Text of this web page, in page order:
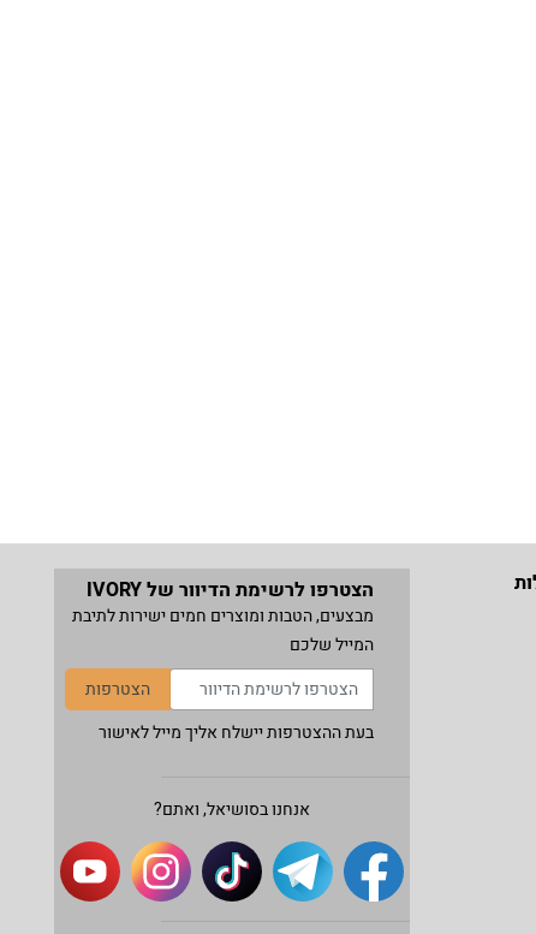
הצטרפו לרשימת הדיוור של IVORY
מבצעים, הטבות ומוצרים חמים ישירות לתיבת
המייל שלכם
הצטרפות
בעת ההצטרפות יישלח אליך מייל לאישור
אנחנו בסושיאל, ואתם?